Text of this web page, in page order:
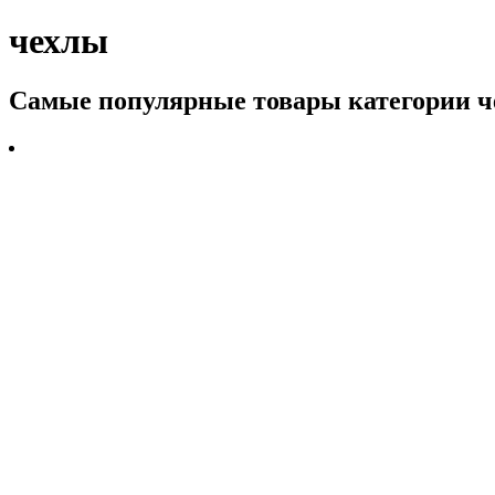
чехлы
Самые популярные товары категории